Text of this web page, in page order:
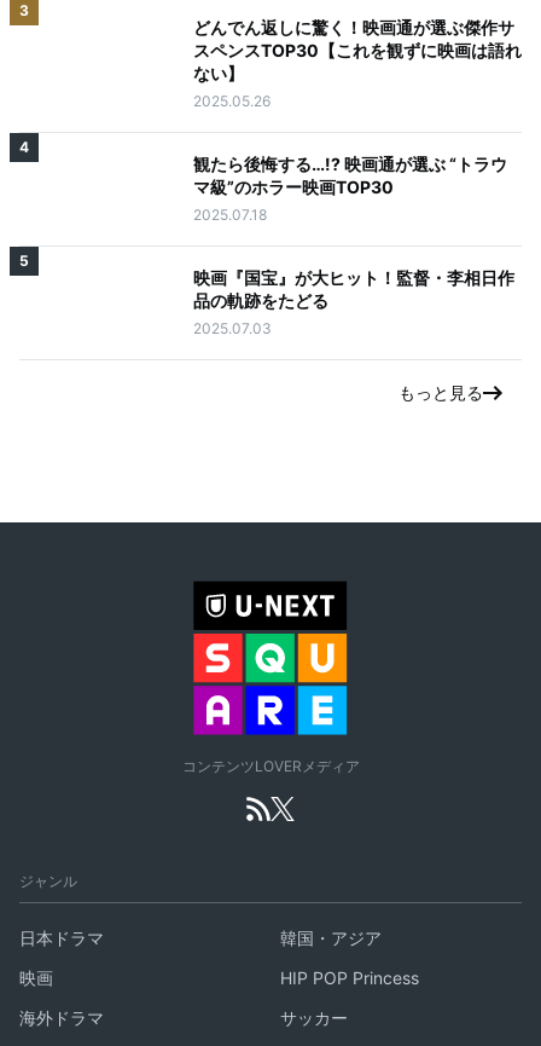
3
どんでん返しに驚く！映画通が選ぶ傑作サ
スペンスTOP30【これを観ずに映画は語れ
ない】
2025.05.26
4
観たら後悔する…!? 映画通が選ぶ “トラウ
マ級”のホラー映画TOP30
2025.07.18
5
映画『国宝』が大ヒット！監督・李相日作
品の軌跡をたどる
2025.07.03
もっと見る
コンテンツLOVERメディア
ジャンル
日本ドラマ
韓国・アジア
映画
HIP POP Princess
海外ドラマ
サッカー